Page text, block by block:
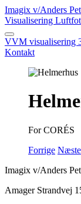
Imagix v/Anders
Visualisering
VVM visualisering
Kontakt
For CORÉS
Forrige Næste
Imagix v/Anders
Amager Strandvej